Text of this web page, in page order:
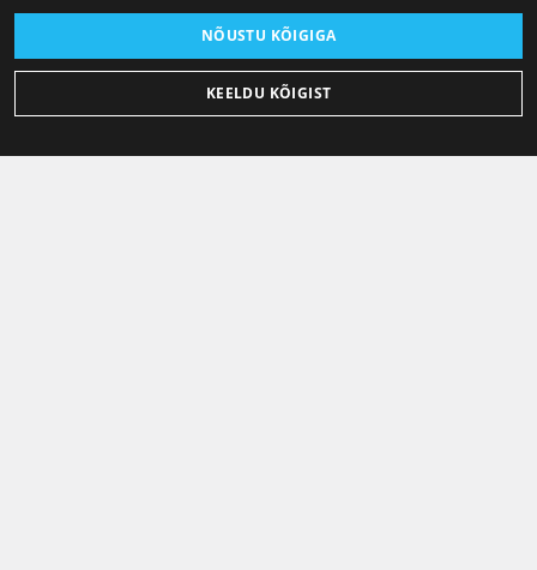
NÕUSTU KÕIGIGA
KEELDU KÕIGIST